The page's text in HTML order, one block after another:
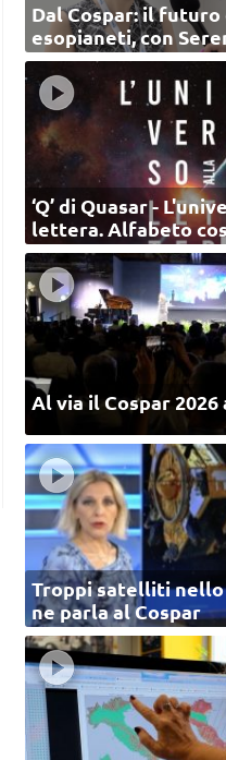
Dal Cospar: il futuro
esopianeti, con
‘Q’ di Quasar -
lettera. Alfabeto
Al via il Cospar 2026
Troppi satelliti nello
ne parla al Cospar